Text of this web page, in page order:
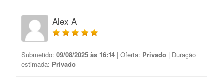
Alex A
Submetido: 09/08/2025 às 16:14 | Oferta: Privado | Duração
estimada: Privado